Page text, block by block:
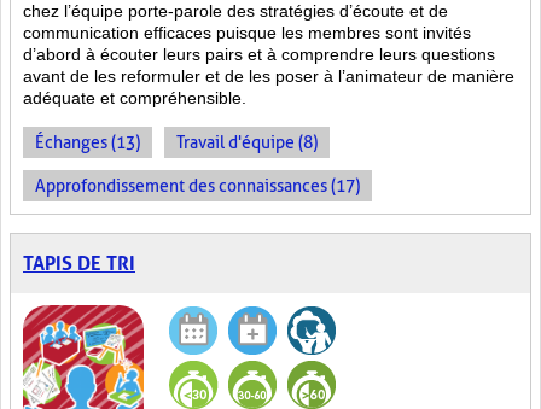
chez l’équipe porte-parole des stratégies d’écoute et de
communication efficaces puisque les membres sont invités
d’abord à écouter leurs pairs et à comprendre leurs questions
avant de les reformuler et de les poser à l’animateur de manière
adéquate et compréhensible.
Échanges (13) Travail d'équipe (8)
Approfondissement des connaissances (17)
TAPIS DE TRI